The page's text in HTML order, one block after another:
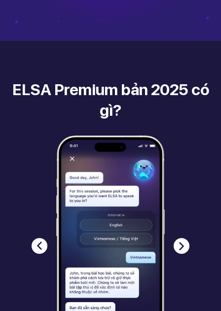
ELSA Premium bản 2025 có
gì?